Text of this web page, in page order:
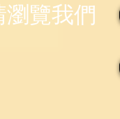
覽我們